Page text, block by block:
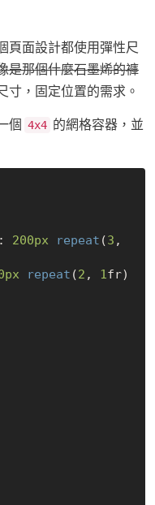
頁面設計都使用彈性尺
是那個什麼石墨烯的褲
寸，固定位置的需求。
個 4x4 的網格容器，並
: 200px repeat (3
repeat (2 , 1